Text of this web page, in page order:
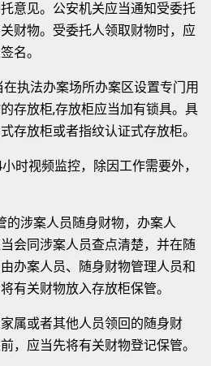
意见。公安机关应当通知受委托
财物。受委托人领取财物时，应
名。
执法办案场所办案区设置专门用
存放柜,存放柜应当加有锁具。具
存放柜或者指纹认证式存放柜。
视频监控，除因工作需要外，
涉案人员随身财物，办案人
会同涉案人员查点清楚，并在随
办案人员、随身财物管理人员和
有关财物放入存放柜保管。
或者其他人员领回的随身财
，应当先将有关财物登记保管。